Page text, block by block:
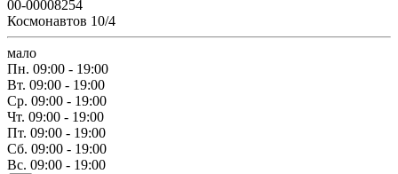
00-00008254
Космонавтов 10/4
мало
Пн. 09:00 - 19:00
Вт. 09:00 - 19:00
Ср. 09:00 - 19:00
Чт. 09:00 - 19:00
Пт. 09:00 - 19:00
Сб. 09:00 - 19:00
Вс. 09:00 - 19:00